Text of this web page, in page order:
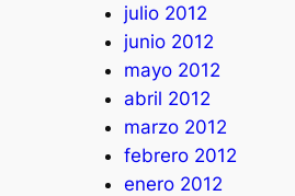
julio 2012
junio 2012
mayo 2012
abril 2012
marzo 2012
febrero 2012
enero 2012